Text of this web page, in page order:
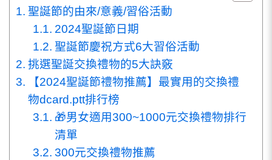
聖誕節的由來/意義/習俗活動
2024聖誕節日期
聖誕節慶祝方式6大習俗活動
挑選聖誕交換禮物的5大訣竅
【2024聖誕節禮物推薦】最實用的交換禮
物dcard.ptt排行榜
🎁男女適用300~1000元交換禮物排行
清單
300元交換禮物推薦